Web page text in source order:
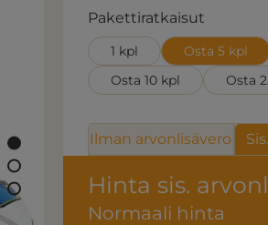
Hinta sis.
Normaali hinta
Valitse
Pakettiratkaisut
1 kpl
Osta 5 kpl
Osta 10 kpl
Osta
Ilman arvonlisävero